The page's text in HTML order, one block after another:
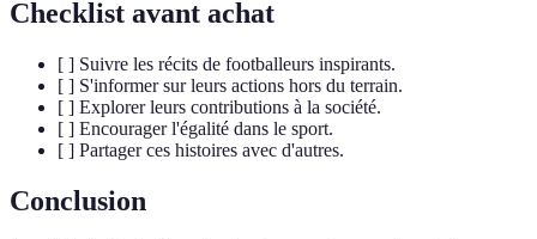
Checklist avant achat
[ ] Suivre les récits de footballeurs inspirants.
[ ] S'informer sur leurs actions hors du terrain.
[ ] Explorer leurs contributions à la société.
[ ] Encourager l'égalité dans le sport.
[ ] Partager ces histoires avec d'autres.
Conclusion